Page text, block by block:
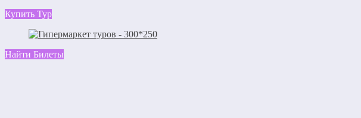
Купить Тур
Найти Билеты